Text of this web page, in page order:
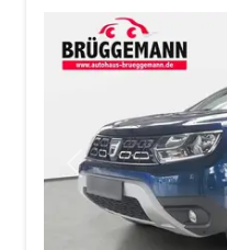
Previous